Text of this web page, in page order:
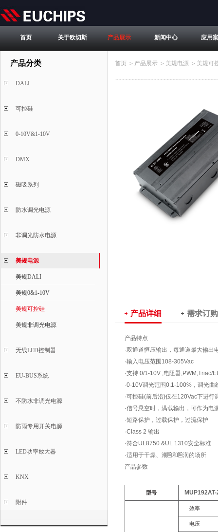
首页 关于欧切斯 产品展示 新闻中心 应用
产品分类
DALI
可控硅
0-10V&1-10V
DMX
磁吸系列
防水调光电源
非调光防水电源
美规电源
美规DALI
美规0&1-10V
美规可控硅
美规非调光电源
无线LED控制器
EU-BUS系统
不防水非调光电源
防雨专用开关电源
LED功率放大器
KNX
附件
首页 > 产品展示 > 美规电源 > 美规可
产品详细 需求订购
产品特点
·双通道恒压输出，每通道最大输出
·输入电压范围108-305Vac
·支持 0/1-10V ,电阻器,PWM,Triac/
·0-10V调光范围0.1-100%，调光曲
·可控硅(前后沿)仅在120Vac下进行
·信号悬空时，满载输出，可作为电
·短路保护，过载保护，过流保护
·Class 2 输出
·符合UL8750 &UL 1310安全标准
·适用于干燥、潮🗎和🗎润的场所
产品参数
型号
效率
电压